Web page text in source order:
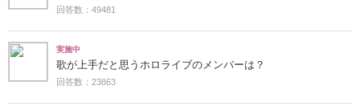
回答数：49481
実施中
歌が上手だと思うホロライブのメンバーは？
回答数：23863